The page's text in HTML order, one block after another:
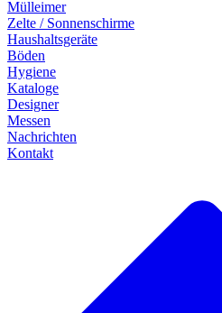
Mülleimer
Zelte / Sonnenschirme
Haushaltsgeräte
Böden
Hygiene
Kataloge
Designer
Messen
Nachrichten
Kontakt